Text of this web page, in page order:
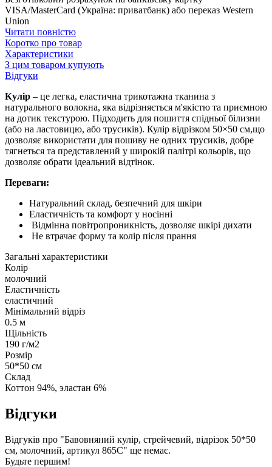
VISA/MasterCard (Україна: приватбанк) або переказ Western
Union
Читати повністю
Коротко про товар
Характеристики
З цим товаром купують
Відгуки
Кулір – це легка, еластична трикотажна тканина з
натурального волокна, яка відрізняється м'якістю та приємною
на дотик текстурою. Підходить для пошиття спідньої білизни
(або на ластовицю, або трусиків). Кулір відрізком 50×50 см,що
дозволяє використати для пошиву не одних трусиків, добре
тягнеться та представлений у широкій палітрі кольорів, що
дозволяє обрати ідеальний відтінок.
Переваги:
Натуральний склад, безпечний для шкіри
Еластичність та комфорт у носінні
Відмінна повітропроникність, дозволяє шкірі дихати
Не втрачає форму та колір після прання
Загальні характеристики
Колір
молочний
Еластичність
еластичний
Мінімальний відріз
0.5 м
Щільність
190 г/м2
Розмір
50*50 см
Склад
Коттон 94%, эластан 6%
Відгуки
Відгуків про "Бавовняний кулір, стрейчевий, відрізок 50*50
см, молочний, артикул 865С" ще немає.
Будьте першим!